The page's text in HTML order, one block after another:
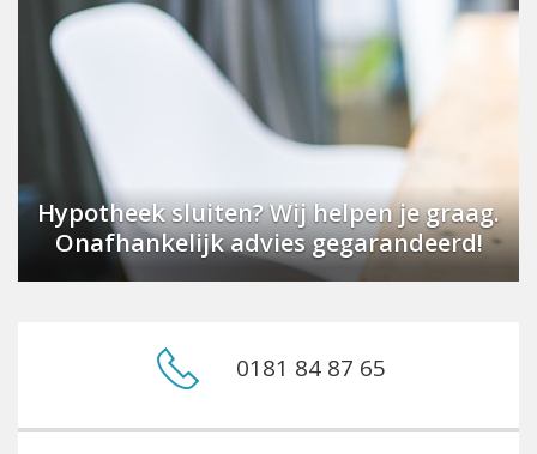
Hypotheek sluiten? Wij helpen je graag.
Onafhankelijk advies gegarandeerd!
0181 84 87 65